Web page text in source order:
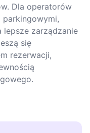
Dla operatorów
parkingowymi,
lepsze zarządzanie
się
rezerwacji,